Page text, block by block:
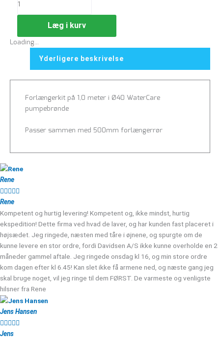
Læg i kurv
Loading...
Yderligere beskrivelse
Forlængerkit på 1,0 meter i Ø40 WaterCare
pumpebrønde
Passer sammen med 500mm forlængerrør
Rene

Rene
Kompetent og hurtig levering! Kompetent og, ikke mindst, hurtig
ekspedition! Dette firma ved hvad de laver, og har kunden fast placeret i
højsædet. Jeg ringede, næsten med tåre i øjnene, og spurgte om de
kunne levere en stor ordre, fordi Davidsen A/S ikke kunne overholde en 2
måneder gammel aftale. Jeg ringede onsdag kl 16, og min store ordre
kom dagen efter kl 6.45! Kan slet ikke få armene ned, og næste gang jeg
skal bruge noget, vil jeg ringe til dem FØRST. De varmeste og venligste
hilsner fra Rene
Jens Hansen

Jens